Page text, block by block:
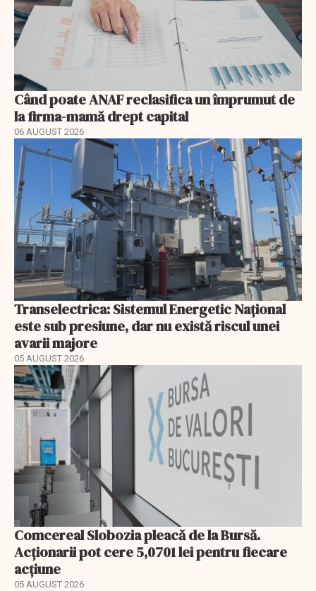
Când poate ANAF reclasifica un împrumut de
la firma-mamă drept capital
06 AUGUST 2026
Transelectrica: Sistemul Energetic Național
este sub presiune, dar nu există riscul unei
avarii majore
05 AUGUST 2026
Comcereal Slobozia pleacă de la Bursă.
Acționarii pot cere 5,0701 lei pentru fiecare
acțiune
05 AUGUST 2026